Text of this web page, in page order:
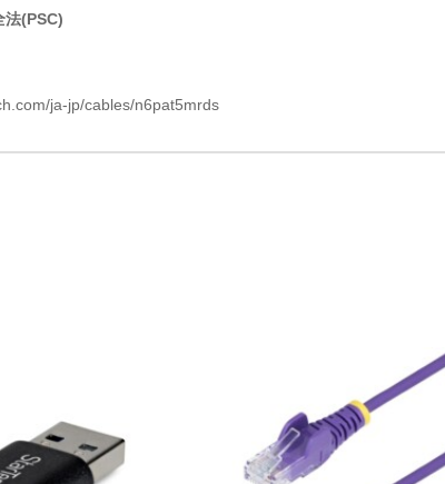
法(PSC)
ja-jp/cables/n6pat5mrds